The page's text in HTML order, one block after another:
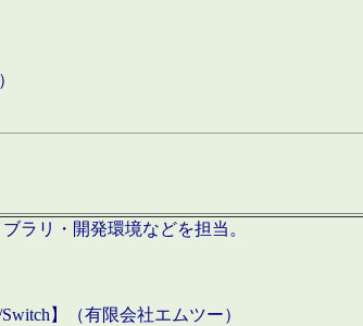
ラリ・開発環境などを担当。
】（有限会社エムツー）